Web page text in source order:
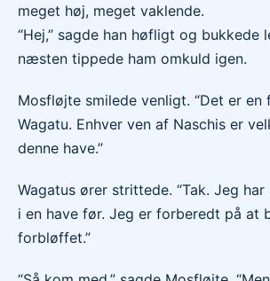
meget høj, meget vaklende.
“Hej,” sagde han høfligt og bukkede
næsten tippede ham omkuld igen.
Mosfløjte smilede venligt. “Det er en
Wagatu. Enhver ven af ​​Naschis er
denne have.”
Wagatus ører strittede. “Tak. Jeg
i en have før. Jeg er forberedt på at
forbløffet.”